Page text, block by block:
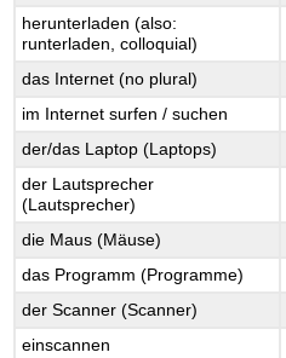
herunterladen (also:
runterladen, colloquial)
das Internet (no plural)
im Internet surfen / suchen
der/das Laptop (Laptops)
der Lautsprecher
(Lautsprecher)
die Maus (Mäuse)
das Programm (Programme)
der Scanner (Scanner)
einscannen